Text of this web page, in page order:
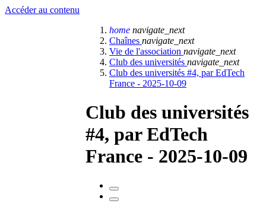
Accéder au contenu
home navigate_next
Chaînes navigate_next
Vie de l'association navigate_next
Club des universités navigate_next
Club des universités #4, par EdTech
France - 2025-10-09
Club des universités
#4, par EdTech
France - 2025-10-09